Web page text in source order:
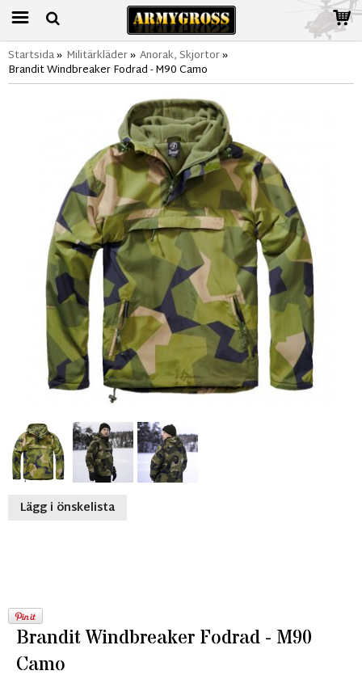
Startsida» Militärkläder» Anorak, Skjortor»
Brandit Windbreaker Fodrad - M90 Camo
Lägg i önskelista
Brandit Windbreaker Fodrad - M90
Camo